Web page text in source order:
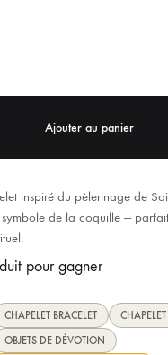
Ajouter au panier
inspiré du pèlerinage de
symbole de la coquille —
pour gagner
CHAPELET BRACELET
OBJETS DE DÉVOTION